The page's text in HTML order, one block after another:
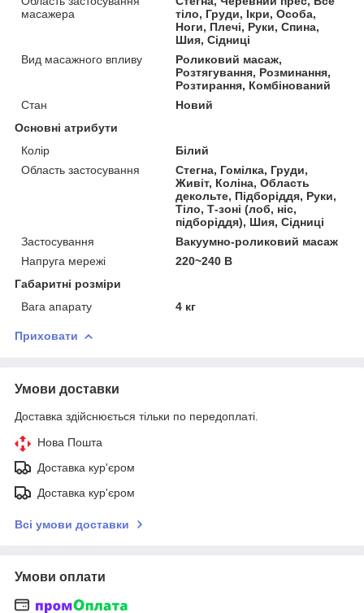
масажера
тіло, Груди, Ікри, Особа,
Ноги, Плечі, Руки, Спина,
Шия, Сідниці
Вид масажного впливу
Роликовий масаж,
Розтягування, Розминання,
Розтирання, Комбінований
Стан
Новий
Основні атрибути
Колір
Білий
Область застосування
Стегна, Гомілка, Груди,
Живіт, Коліна, Область
декольте, Підборіддя, Руки,
Тіло, Т-зоні (лоб, ніс,
підборіддя), Шия, Сідниці
Застосування
Вакуумно-роликовий масаж
Напруга мережі
220~240 В
Габаритні розміри
Вага апарату
4 кг
Приховати
Умови доставки
Доставка здійснюється тільки по передоплаті.
Нова Пошта
Доставка кур'єром
Доставка кур'єром
Всі умови доставки
Умови оплати